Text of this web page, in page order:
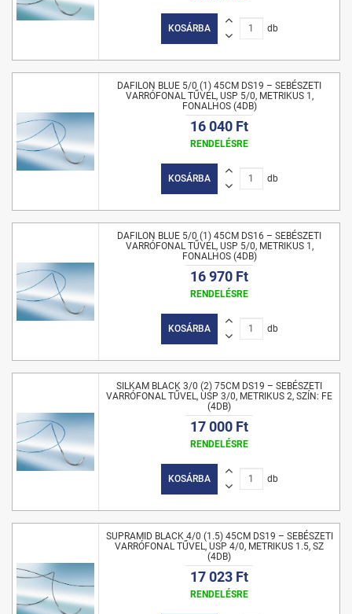
KOSÁRBA db
DAFILON BLUE 5/0 (1) 45CM DS19 – SEBÉSZETI
VARRÓFONAL TŰVEL, USP 5/0, METRIKUS 1,
FONALHOS (4DB)
16 040 Ft
RENDELÉSRE
KOSÁRBA db
DAFILON BLUE 5/0 (1) 45CM DS16 – SEBÉSZETI
VARRÓFONAL TŰVEL, USP 5/0, METRIKUS 1,
FONALHOS (4DB)
16 970 Ft
RENDELÉSRE
KOSÁRBA db
SILKAM BLACK 3/0 (2) 75CM DS19 – SEBÉSZETI
VARRÓFONAL TŰVEL, USP 3/0, METRIKUS 2, SZÍN: FE
(4DB)
17 000 Ft
RENDELÉSRE
KOSÁRBA db
SUPRAMID BLACK 4/0 (1.5) 45CM DS19 – SEBÉSZETI
VARRÓFONAL TŰVEL, USP 4/0, METRIKUS 1.5, SZ
(4DB)
17 023 Ft
RENDELÉSRE